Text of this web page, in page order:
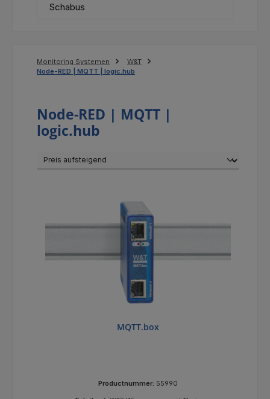
Schabus
Monitoring Systemen
W&T
Node-RED | MQTT | logic.hub
Node-RED | MQTT |
logic.hub
MQTT.box
Productnummer: 55990